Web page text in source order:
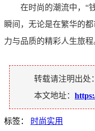
在时尚的潮流中，“
瞬间，无论是在繁华的
力与品质的精彩人生旅程
转载请注明出处：
本文地址：
标签： 时尚实用